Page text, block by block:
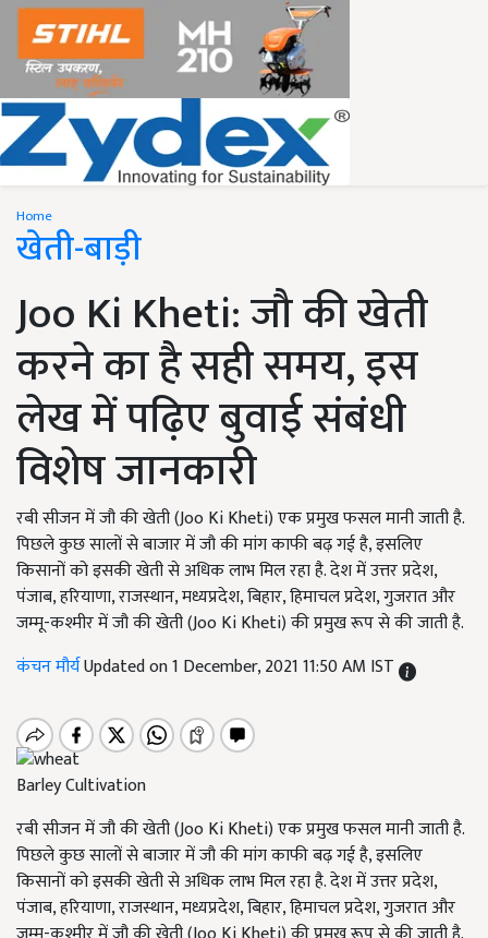
Home
खेती-बाड़ी
Joo Ki Kheti: जौ की खेती
करने का है सही समय, इस
लेख में पढ़िए बुवाई संबंधी
विशेष जानकारी
रबी सीजन में जौ की खेती (Joo Ki Kheti) एक प्रमुख फसल मानी जाती है.
पिछले कुछ सालों से बाजार में जौ की मांग काफी बढ़ गई है, इसलिए
किसानों को इसकी खेती से अधिक लाभ मिल रहा है. देश में उत्तर प्रदेश,
पंजाब, हरियाणा, राजस्थान, मध्यप्रदेश, बिहार, हिमाचल प्रदेश, गुजरात और
जम्मू-कश्मीर में जौ की खेती (Joo Ki Kheti) की प्रमुख रूप से की जाती है.
कंचन मौर्यUpdated on 1 December, 2021 11:50 AM IST
Barley Cultivation
रबी सीजन में जौ की खेती (Joo Ki Kheti) एक प्रमुख फसल मानी जाती है.
पिछले कुछ सालों से बाजार में जौ की मांग काफी बढ़ गई है, इसलिए
किसानों को इसकी खेती से अधिक लाभ मिल रहा है. देश में उत्तर प्रदेश,
पंजाब, हरियाणा, राजस्थान, मध्यप्रदेश, बिहार, हिमाचल प्रदेश, गुजरात और